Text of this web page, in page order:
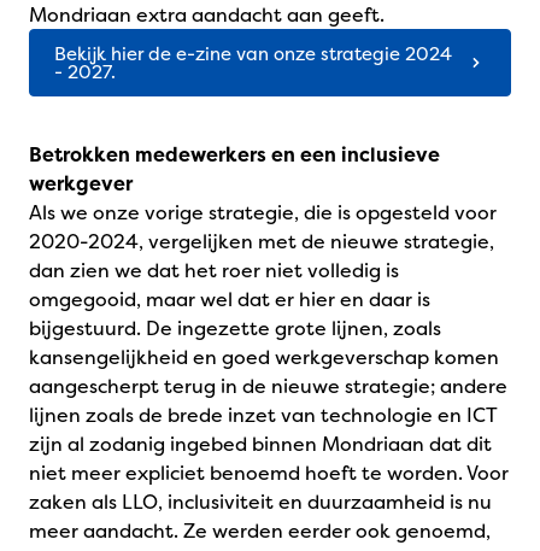
Mondriaan extra aandacht aan geeft.
Bekijk hier de e-zine van onze strategie 2024
- 2027.
Betrokken medewerkers en een inclusieve
werkgever
Als we onze vorige strategie, die is opgesteld voor
2020-2024, vergelijken met de nieuwe strategie,
dan zien we dat het roer niet volledig is
omgegooid, maar wel dat er hier en daar is
bijgestuurd. De ingezette grote lijnen, zoals
kansengelijkheid en goed werkgeverschap komen
aangescherpt terug in de nieuwe strategie; andere
lijnen zoals de brede inzet van technologie en ICT
zijn al zodanig ingebed binnen Mondriaan dat dit
niet meer expliciet benoemd hoeft te worden. Voor
zaken als LLO, inclusiviteit en duurzaamheid is nu
meer aandacht. Ze werden eerder ook genoemd,